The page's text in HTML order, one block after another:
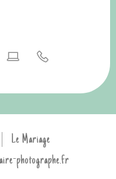
Le Mariage
photographe.fr